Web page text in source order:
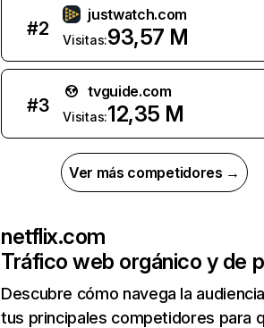
#2
justwatch.com
Visitas:93,57 M
#3
tvguide.com
Visitas:12,35 M
Ver más competidores →
netflix.com
Tráfico web orgánico y de
Descubre cómo navega la
tus principales competidores para